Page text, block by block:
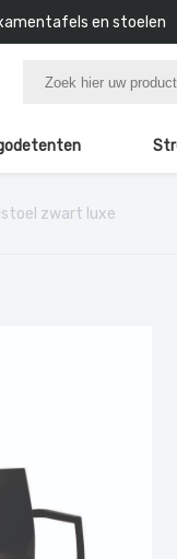
en stoelen
zwart luxe